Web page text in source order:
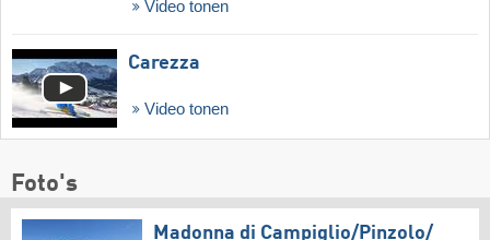
Video tonen
Carezza
Video tonen
Foto's
Madonna di Campiglio/​Pinzolo/​